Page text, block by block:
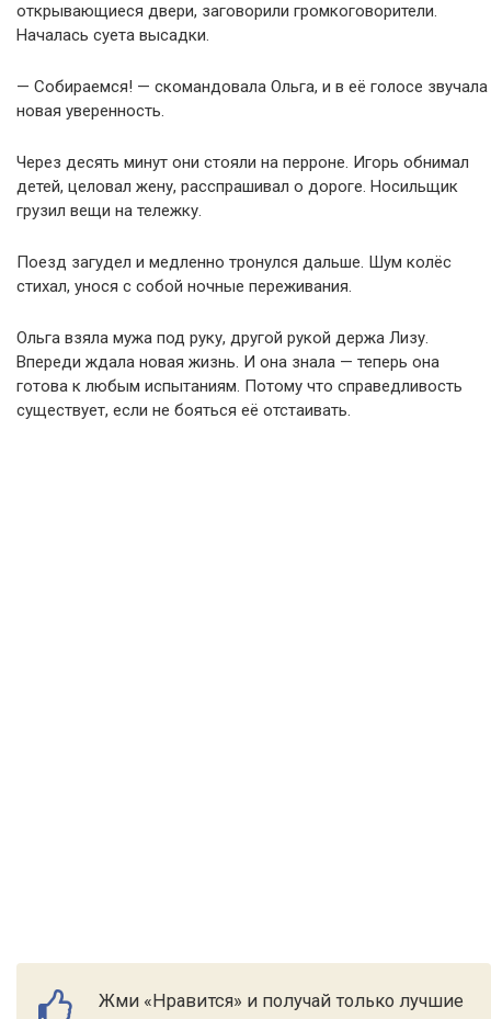
открывающиеся двери, заговорили громкоговорители.
Началась суета высадки.
— Собираемся! — скомандовала Ольга, и в её голосе звучала
новая уверенность.
Через десять минут они стояли на перроне. Игорь обнимал
детей, целовал жену, расспрашивал о дороге. Носильщик
грузил вещи на тележку.
Поезд загудел и медленно тронулся дальше. Шум колёс
стихал, унося с собой ночные переживания.
Ольга взяла мужа под руку, другой рукой держа Лизу.
Впереди ждала новая жизнь. И она знала — теперь она
готова к любым испытаниям. Потому что справедливость
существует, если не бояться её отстаивать.
Жми «Нравится» и получай только лучшие